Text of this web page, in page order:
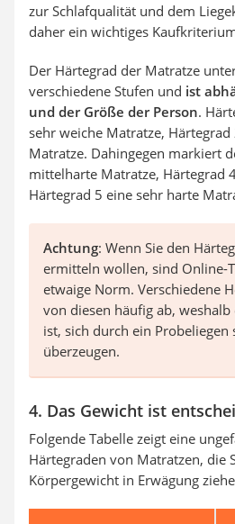
zur Schlafqualität und dem
daher ein wichtiges
Der Härtegrad der Matratze
verschiedene Stufen und ist
und der Größe der Person.
sehr weiche Matratze,
Matratze. Dahingegen markiert
mittelharte Matratze, Härtegrad
Härtegrad 5 eine sehr harte
Achtung: Wenn Sie den
ermitteln wollen, sind Online-
etwaige Norm. Verschiedene
von diesen häufig ab,
ist, sich durch ein Probeliegen
überzeugen.
4. Das Gewicht ist
Folgende Tabelle zeigt eine
Härtegraden von Matratzen, die
Körpergewicht in Erwägung